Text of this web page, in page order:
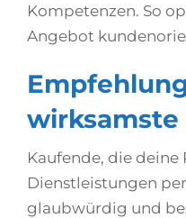
Kompetenzen. So
Angebot
Kaufende, die
Dienstleistungen
glaubwürdig und